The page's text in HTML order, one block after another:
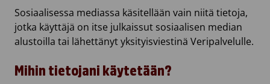
Sosiaalisessa mediassa käsitellään vain niitä tietoja,
jotka käyttäjä on itse julkaissut sosiaalisen median
alustoilla tai lähettänyt yksityisviestinä Veripalvelulle.
Mihin tietojani käytetään?